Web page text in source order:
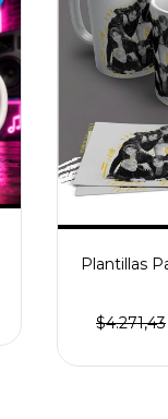
Plantillas
$4.271,43